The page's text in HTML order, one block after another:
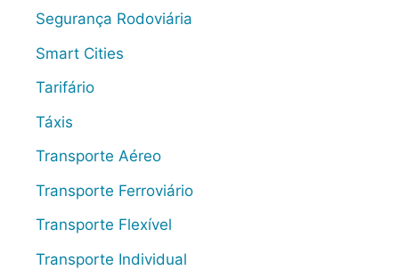
Segurança Rodoviária
Smart Cities
Tarifário
Táxis
Transporte Aéreo
Transporte Ferroviário
Transporte Flexível
Transporte Individual